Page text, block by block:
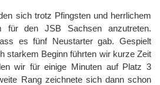
sich trotz Pfingsten und herrlichem
für den JSB Sachsen anzutreten.
es fünf Neustarter gab. Gespielt
starkem Beginn führten wir kurze Zeit
wir für einige Minuten auf Platz 3
Rang zeichnete sich dann schon